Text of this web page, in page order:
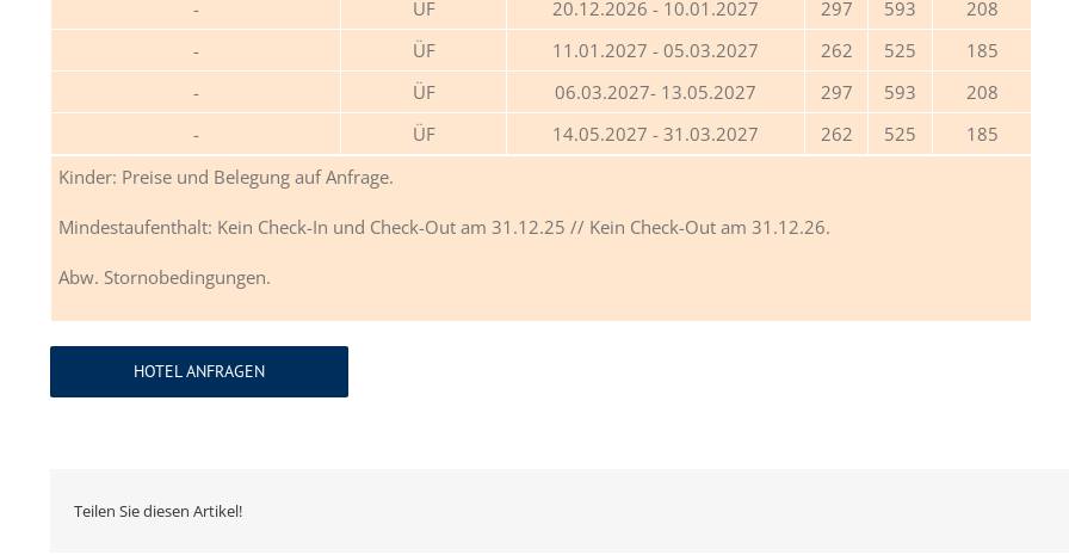
ÜF
20.12.2026 - 10.01.2027 297 593
208
ÜF
11.01.2027 - 05.03.2027 262 525
185
ÜF
06.03.2027- 13.05.2027 297 593
208
ÜF
14.05.2027 - 31.03.2027 262 525
185
Kinder: Preise und Belegung auf Anfrage.
Mindestaufenthalt: Kein Check-In und Check-Out am 31.12.25 // Kein Check-Out am 31.12.26.
Abw. Stornobedingungen.
HOTEL ANFRAGEN
Teilen Sie diesen Artikel!